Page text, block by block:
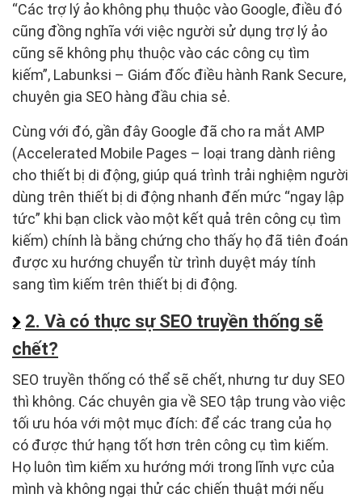
“Các trợ lý ảo không phụ thuộc vào Google, điều đó
cũng đồng nghĩa với việc người sử dụng trợ lý ảo
cũng sẽ không phụ thuộc vào các công cụ tìm
kiếm”, Labunksi – Giám đốc điều hành Rank Secure,
chuyên gia SEO hàng đầu chia sẻ.
Cùng với đó, gần đây Google đã cho ra mắt AMP
(Accelerated Mobile Pages – loại trang dành riêng
cho thiết bị di động, giúp quá trình trải nghiệm người
dùng trên thiết bị di động nhanh đến mức “ngay lập
tức” khi bạn click vào một kết quả trên công cụ tìm
kiếm) chính là bằng chứng cho thấy họ đã tiên đoán
được xu hướng chuyển từ trình duyệt máy tính
sang tìm kiếm trên thiết bị di động.
2. Và có thực sự SEO truyền thống sẽ
chết?
SEO truyền thống có thể sẽ chết, nhưng tư duy SEO
thì không. Các chuyên gia về SEO tập trung vào việc
tối ưu hóa với một mục đích: để các trang của họ
có được thứ hạng tốt hơn trên công cụ tìm kiếm.
Họ luôn tìm kiếm xu hướng mới trong lĩnh vực của
mình và không ngại thử các chiến thuật mới nếu